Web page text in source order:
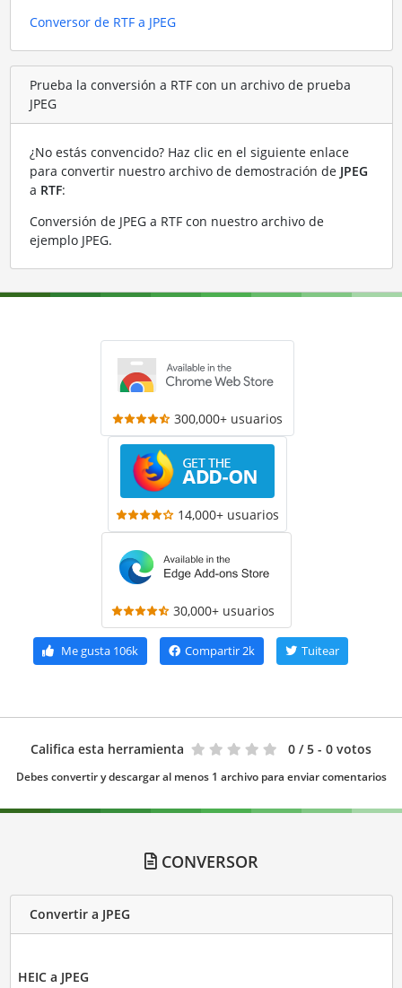
Conversor de RTF a JPEG
Prueba la conversión a RTF con un archivo de prueba
JPEG
¿No estás convencido? Haz clic en el siguiente enlace
para convertir nuestro archivo de demostración de JPEG
a RTF:
Conversión de JPEG a RTF con nuestro archivo de
ejemplo JPEG.
300,000+ usuarios
14,000+ usuarios
30,000+ usuarios
Me gusta106k Compartir2k Tuitear
Califica esta herramienta 0 / 5 - 0 votos
Debes convertir y descargar al menos 1 archivo para enviar comentarios
CONVERSOR
Convertir a JPEG
HEIC a JPEG